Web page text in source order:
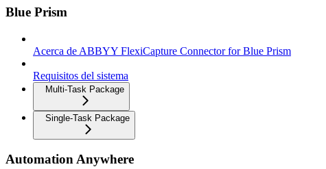
Blue Prism
Acerca de ABBYY FlexiCapture Connector for Blue Prism
Requisitos del sistema
Multi-Task Package
Single-Task Package
Automation Anywhere